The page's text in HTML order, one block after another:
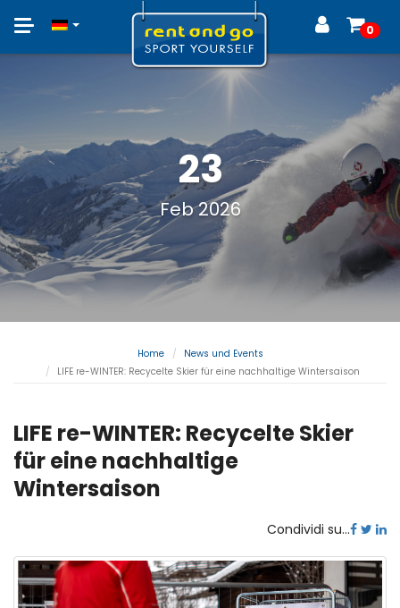
Toggle
0
23
Feb 2026
Home
News und Events
LIFE re-WINTER: Recycelte Skier für eine nachhaltige Wintersaison
LIFE re-WINTER: Recycelte Skier
für eine nachhaltige
Wintersaison
Condividi su...